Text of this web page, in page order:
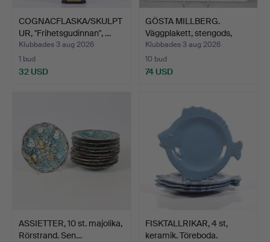
COGNACFLASKA/SKULPT
UR, "Frihetsgudinnan", …
Klubbades 3 aug 2026
1 bud
32 USD
GÖSTA MILLBERG.
Väggplakett, stengods,
Dre…
Klubbades 3 aug 2026
10 bud
74 USD
ASSIETTER, 10 st. majolika,
Rörstrand. Sen…
FISKTALLRIKAR, 4 st,
keramik. Töreboda.